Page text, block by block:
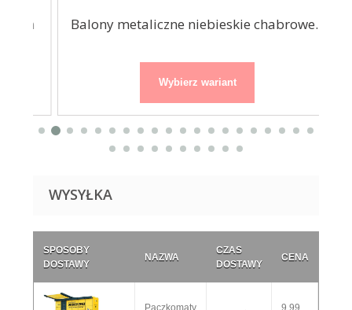
Balony metaliczne niebieskie chabrowe...
Wybierz wariant
WYSYŁKA
SPOSOBY
DOSTAWY
NAZWA
CZAS
DOSTAWY
CENA
Paczkomaty
9,99